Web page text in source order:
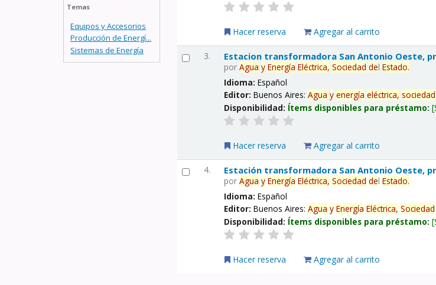
Temas
Equipos y Accesorios
Producción de Energí...
Sistemas de Energía
Hacer reserva Agregar al carrito
3. Estacion transformadora San Antonio Oeste,
porAgua y Energía Eléctrica, Sociedad delEstado.
Idioma:Español
Editor:Buenos Aires:Agua y energía eléctrica, sociedad
Disponibilidad: Ítems disponibles para préstamo:
Hacer reserva Agregar al carrito
4. Estación transformadora San Antonio Oeste,
porAgua y Energía Eléctrica, Sociedad delEstado.
Idioma:Español
Editor:Buenos Aires:Agua y Energía Eléctrica, Sociedad
Disponibilidad: Ítems disponibles para préstamo:
Hacer reserva Agregar al carrito